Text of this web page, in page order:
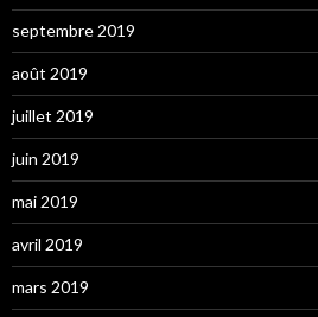
septembre 2019
août 2019
juillet 2019
juin 2019
mai 2019
avril 2019
mars 2019